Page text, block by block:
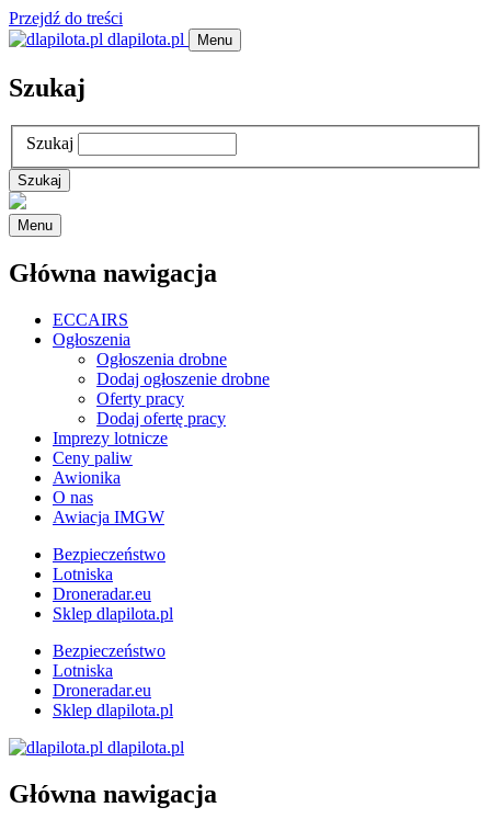
Przejdź do treści
dlapilota.pl
Menu
Szukaj
Szukaj
Menu
Główna nawigacja
ECCAIRS
Ogłoszenia
Ogłoszenia drobne
Dodaj ogłoszenie drobne
Oferty pracy
Dodaj ofertę pracy
Imprezy lotnicze
Ceny paliw
Awionika
O nas
Awiacja IMGW
Bezpieczeństwo
Lotniska
Droneradar.eu
Sklep dlapilota.pl
Bezpieczeństwo
Lotniska
Droneradar.eu
Sklep dlapilota.pl
dlapilota.pl
Główna nawigacja